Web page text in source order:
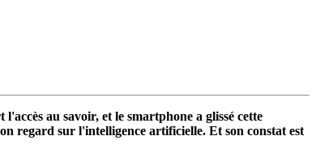
au savoir, et le smartphone a glissé cette
regard sur l'intelligence artificielle. Et son constat est